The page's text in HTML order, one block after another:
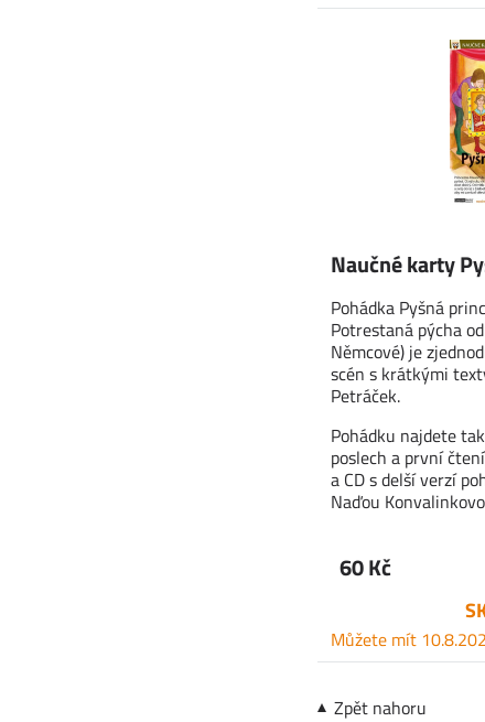
Naučné karty
Pohádka Pyšná
Potrestaná pýcha
Němcové) je
scén s krátkými
Petráček.
Pohádku najdete
poslech a první
a CD s delší verzí
Naďou
60 Kč
Můžete mít
Zpět nahoru